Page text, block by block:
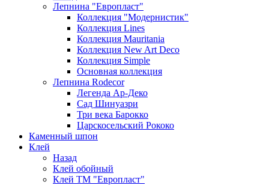
Лепнина "Европласт"
Коллекция "Модернистик"
Коллекция Lines
Коллекция Mauritania
Коллекция New Art Deco
Коллекция Simple
Основная коллекция
Лепнина Rodecor
Легенда Ар-Деко
Сад Шинуазри
Три века Барокко
Царскосельский Рококо
Каменный шпон
Клей
Назад
Клей обойный
Клей ТМ "Европласт"